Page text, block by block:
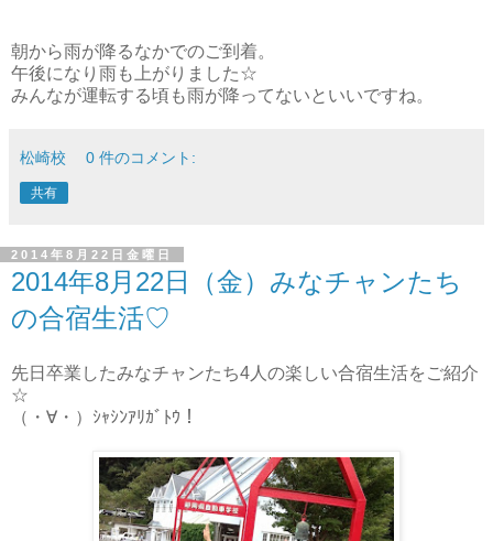
朝から雨が降るなかでのご到着。
午後になり雨も上がりました☆
みんなが運転する頃も雨が降ってないといいですね。
松崎校 0 件のコメント:
共有
2014年8月22日金曜日
2014年8月22日（金）みなチャンたち
の合宿生活♡
先日卒業したみなチャンたち4人の楽しい合宿生活をご紹介
☆
（・∀・）ｼｬｼﾝｱﾘｶﾞﾄｳ！